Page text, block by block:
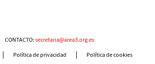
CONTACTO:secretaria@area3.org.es
Política de privacidad Política de cookies